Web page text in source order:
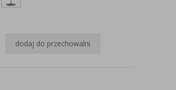
dodaj do przechowalni